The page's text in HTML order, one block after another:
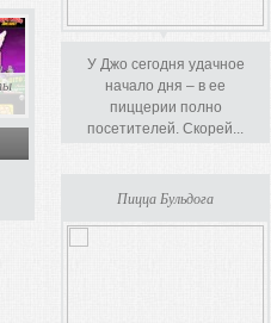
У Джо сегодня удачное
начало дня – в ее
пиццерии полно
посетителей. Скорей...
Пицца Бульдога
Милый Бургер Тетрис